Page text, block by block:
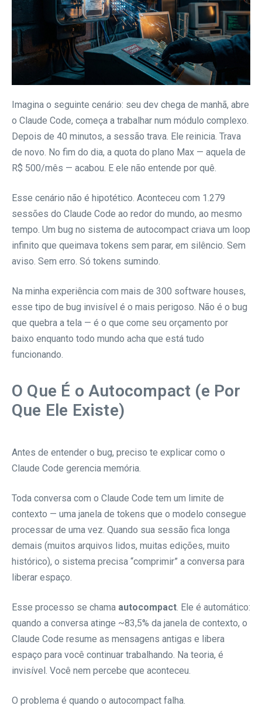
Imagina o seguinte cenário: seu dev chega de manhã, abre
o Claude Code, começa a trabalhar num módulo complexo.
Depois de 40 minutos, a sessão trava. Ele reinicia. Trava
de novo. No fim do dia, a quota do plano Max — aquela de
R$ 500/mês — acabou. E ele não entende por quê.
Esse cenário não é hipotético. Aconteceu com 1.279
sessões do Claude Code ao redor do mundo, ao mesmo
tempo. Um bug no sistema de autocompact criava um loop
infinito que queimava tokens sem parar, em silêncio. Sem
aviso. Sem erro. Só tokens sumindo.
Na minha experiência com mais de 300 software houses,
esse tipo de bug invisível é o mais perigoso. Não é o bug
que quebra a tela — é o que come seu orçamento por
baixo enquanto todo mundo acha que está tudo
funcionando.
O Que É o Autocompact (e Por
Que Ele Existe)
Antes de entender o bug, preciso te explicar como o
Claude Code gerencia memória.
Toda conversa com o Claude Code tem um limite de
contexto — uma janela de tokens que o modelo consegue
processar de uma vez. Quando sua sessão fica longa
demais (muitos arquivos lidos, muitas edições, muito
histórico), o sistema precisa “comprimir” a conversa para
liberar espaço.
Esse processo se chama autocompact . Ele é automático:
quando a conversa atinge ~83,5% da janela de contexto, o
Claude Code resume as mensagens antigas e libera
espaço para você continuar trabalhando. Na teoria, é
invisível. Você nem percebe que aconteceu.
O problema é quando o autocompact falha.